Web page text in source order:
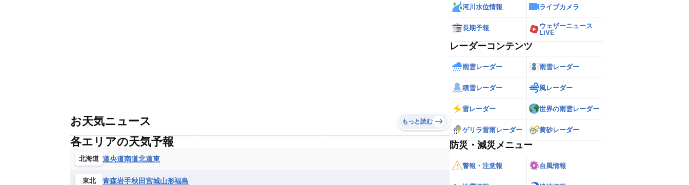
お天気ニュース もっと読む
各エリアの天気予報
北海道 道央道南道北道東
東北 青森岩手秋田宮城山形福島
河川水位情報 ライブカメラ
長期予報
ウェザーニュース
LiVE
レーダーコンテンツ
雨雲レーダー 雨雪レーダー
積雪レーダー 風レーダー
雷レーダー 世界の雨雲レーダー
ゲリラ雷雨レーダー 黄砂レーダー
防災・減災メニュー
警報・注意報 台風情報